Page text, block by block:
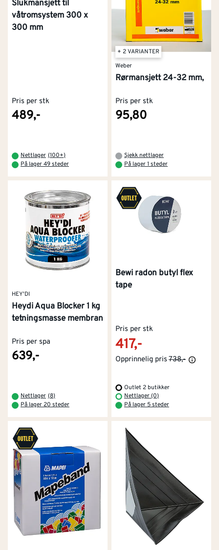
Slukmansjett til
våtromsystem 300 x
300 mm
Pris per stk
489,-
Nettlager (100+)
På lager 49 steder
+ 2 VARIANTER
Weber
Rørmansjett 24-32 mm,
Pris per stk
95,80
Sjekk nettlager
På lager 1 steder
HEY'DI
Heydi Aqua Blocker 1 kg
tetningsmasse membran
Pris per spa
639,-
Nettlager (8)
På lager 20 steder
Bewi radon butyl flex
tape
Pris per stk
417,-
Opprinnelig pris738,-
Outlet 2 butikker
Nettlager (0)
På lager 5 steder